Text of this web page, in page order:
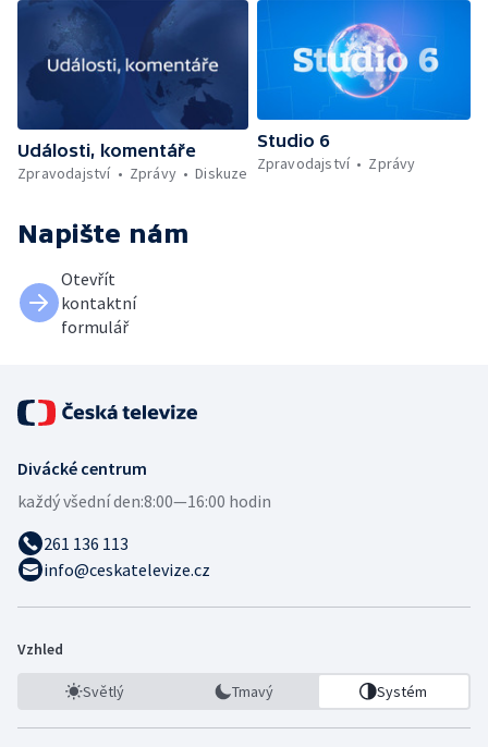
Události, komentáře
Zpravodajství
Zprávy Diskuze
Studio 6
Zpravodajství
Zprávy
Napište nám
Otevřít
kontaktní
formulář
Divácké centrum
každý všední den:8:00—16:00 hodin
261 136 113
info@ceskatelevize.cz
Vzhled
Světlý Tmavý Systém